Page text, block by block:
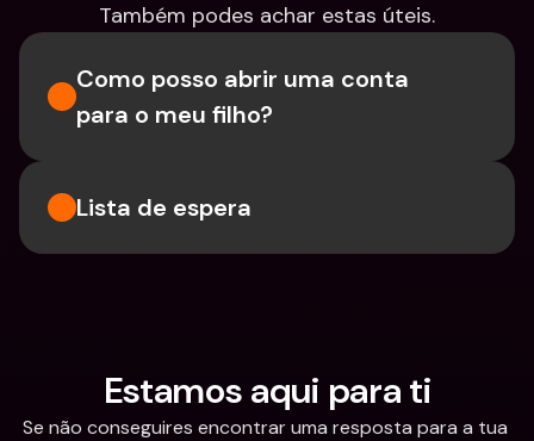
Também podes achar estas úteis.
Como posso abrir uma conta
para o meu filho?
Lista de espera
Estamos aqui para ti
Se não conseguires encontrar uma resposta para a tua